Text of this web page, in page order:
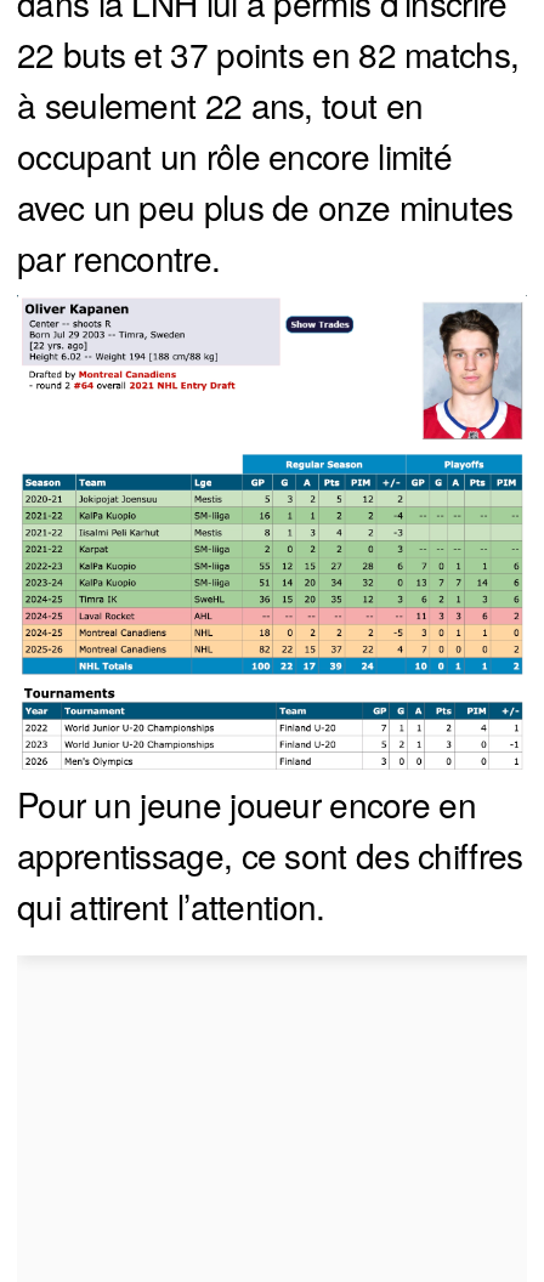
22 buts et 37 points en 82 matchs,
à seulement 22 ans, tout en
occupant un rôle encore limité
avec un peu plus de onze minutes
par rencontre.
Pour un jeune joueur encore en
apprentissage, ce sont des chiffres
qui attirent l’attention.